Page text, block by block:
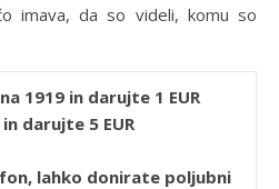
imava, da so videli, komu so
1919 in darujte 1 EUR
in darujte 5 EUR
lahko donirate poljubni